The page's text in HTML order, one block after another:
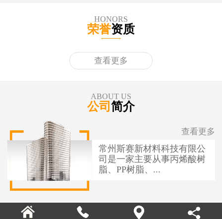
HONORS
荣誉资质
查看更多
ABOUT US
公司 简介
常州斯赛新材料科技有限公
司是一家主要从事丙烯酸树
脂、PP树脂、...
查看更多